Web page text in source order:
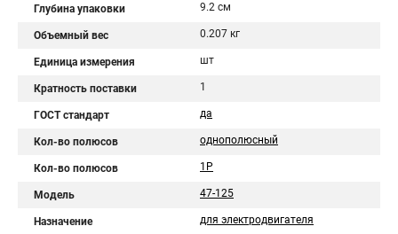
Глубина упаковки 9.2 см
Объемный вес 0.207 кг
Единица измерения шт
Кратность поставки 1
ГОСТ стандарт да
Кол-во полюсов однополюсный
Кол-во полюсов 1P
Модель 47-125
Назначение для электродвигателя